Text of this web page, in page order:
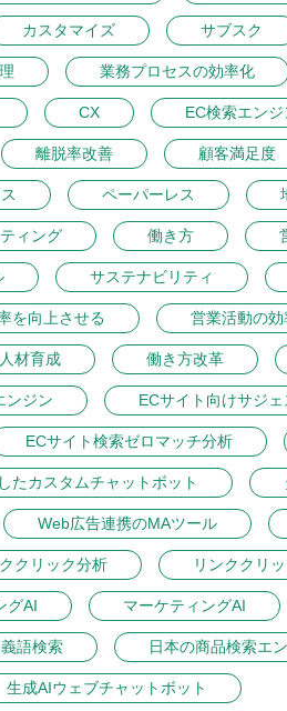
カスタマイズ サブスク
業務プロセスの効率化
CX EC検索エンジ
離脱率改善 顧客満足度
ペーパーレス
ィング 働き方
サステナビリティ
を向上させる 営業活動の効
人材育成 働き方改革
ンジン ECサイト向けサジ
ECサイト検索ゼロマッチ分析
たカスタムチャットボット
Web広告連携のMAツール
クリック分析 リンククリ
グAI マーケティングAI
語検索 日本の商品検索エ
生成AIウェブチャットボット